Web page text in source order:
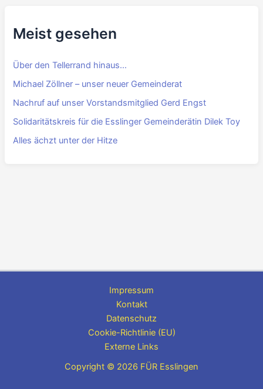
Meist gesehen
Über den Tellerrand hinaus…
Michael Zöllner – unser neuer Gemeinderat
Nachruf auf unser Vorstandsmitglied Gerd Engst
Solidaritätskreis für die Esslinger Gemeinderätin Dilek Toy
Alles ächzt unter der Hitze
Impressum
Kontakt
Datenschutz
Cookie-Richtlinie (EU)
Externe Links
Copyright © 2026 FÜR Esslingen